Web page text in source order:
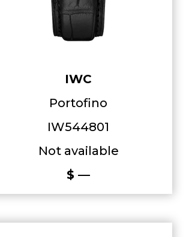
IWC
Portofino
IW544801
Not available
$ —